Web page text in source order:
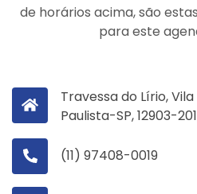
de horários acima, são
para este
Travessa do Lírio,
Paulista-SP, 12903-201
(11) 97408-0019